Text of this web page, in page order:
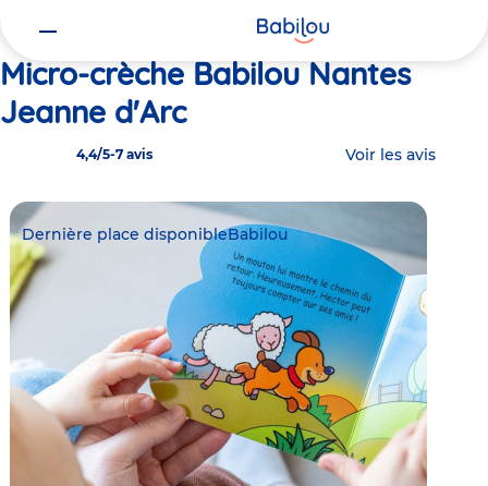
Micro-crèche Babilou Nantes
Jeanne d'Arc
4,4/5-7 avis Voir les avis
Dernière place disponibleBabilou